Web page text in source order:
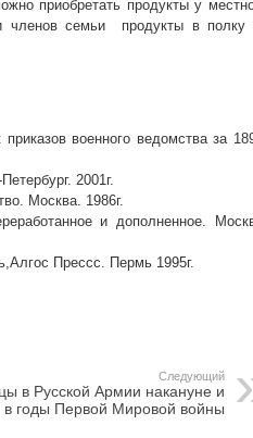
приобретать продукты у
членов семьи продукты в полку
военного ведомства за
2001г.
Москва. 1986г.
и дополненное.
Прессс. Пермь 1995г.
Следующий
в Русской Армии накануне и
в годы Первой Мировой войны